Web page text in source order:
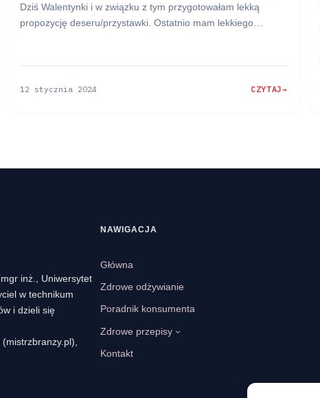
Dziś Walentynki i w związku z tym przygotowałam lekką
propozycję deseru/przystawki. Ostatnio mam lekkiego…
12 stycznia 2024 CZYTAJ
:
inż., Uniwersytet
w technikum
i dzieli się
NAWIGACJA
Główna
Zdrowe odżywianie
Poradnik konsumenta
Zdrowe przepisy
Kontakt